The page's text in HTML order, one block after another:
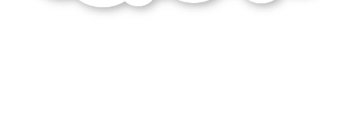
article titre idée principale